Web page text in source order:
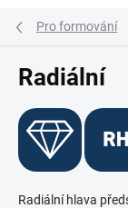
Pro formování
Radiální
Radiální hlava